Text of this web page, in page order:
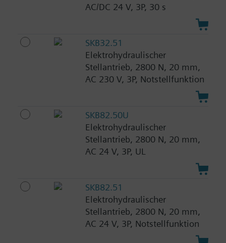
AC/DC 24 V, 3P, 30 s
SKB32.51
Elektrohydraulischer
Stellantrieb, 2800 N, 20 mm,
AC 230 V, 3P, Notstellfunktion
SKB82.50U
Elektrohydraulischer
Stellantrieb, 2800 N, 20 mm,
AC 24 V, 3P, UL
SKB82.51
Elektrohydraulischer
Stellantrieb, 2800 N, 20 mm,
AC 24 V, 3P, Notstellfunktion